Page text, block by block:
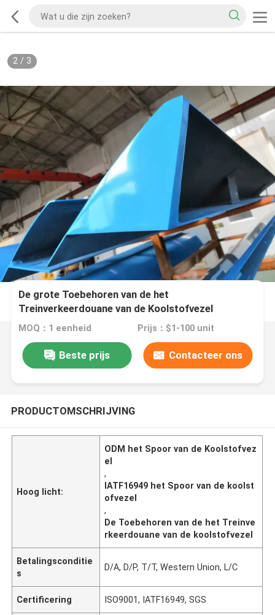
2/ 3
De grote Toebehoren van de het
Treinverkeerdouane van de Koolstofvezel
MOQ：1 eenheid Prijs：$1-100 unit
Beste prijs Contacteer ons
PRODUCTOMSCHRIJVING
Hoog licht:
ODM het Spoor van de Koolstofvez
el
,
IATF16949 het Spoor van de koolst
ofvezel
,
De Toebehoren van de het Treinve
rkeerdouane van de koolstofvezel
Betalingsconditie
s
D/A, D/P, T/T, Western Union, L/C
Certificering ISO9001, IATF16949, SGS